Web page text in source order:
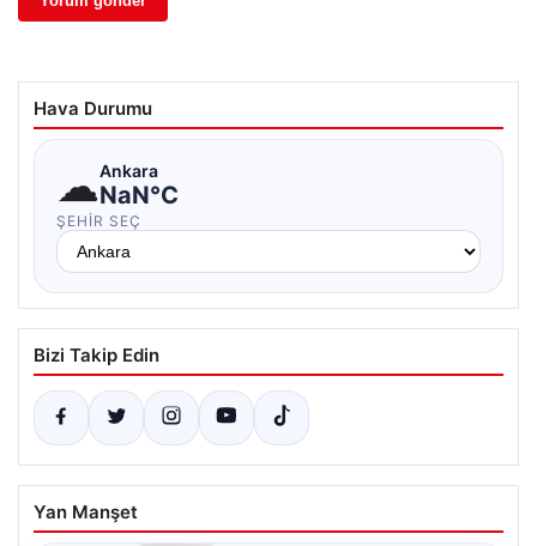
Hava Durumu
☁Ankara
NaN°C
ŞEHIR SEÇ
Bizi Takip Edin
Yan Manşet